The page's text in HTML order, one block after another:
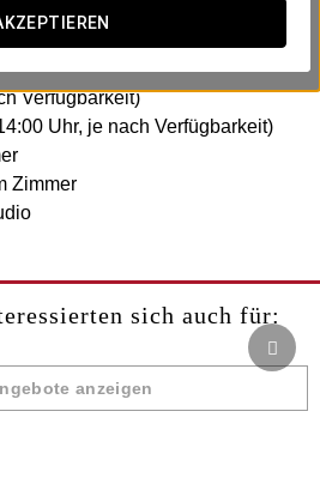
keine Komplikationen.
Verfügbarkeit)
Uhr, je nach Verfügbarkeit)
Zimmer
sich auch für:
anzeigen